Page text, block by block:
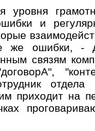
и
же ошибки, -
связям
приходит на